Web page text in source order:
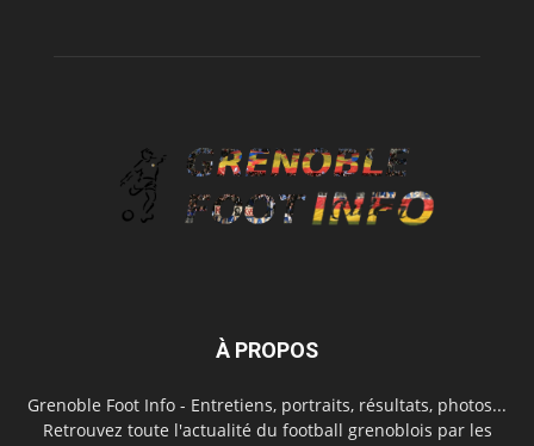
À PROPOS
Grenoble Foot Info - Entretiens, portraits, résultats, photos...
Retrouvez toute l'actualité du football grenoblois par les